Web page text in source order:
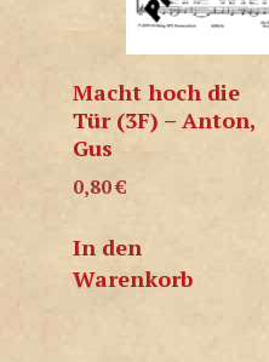
Macht hoch die
Tür (3F) – Anton,
Gus
0,80€
In den
Warenkorb